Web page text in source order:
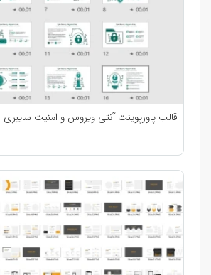
قالب پاورپوینت آنتی ویروس و امنیت سایبری